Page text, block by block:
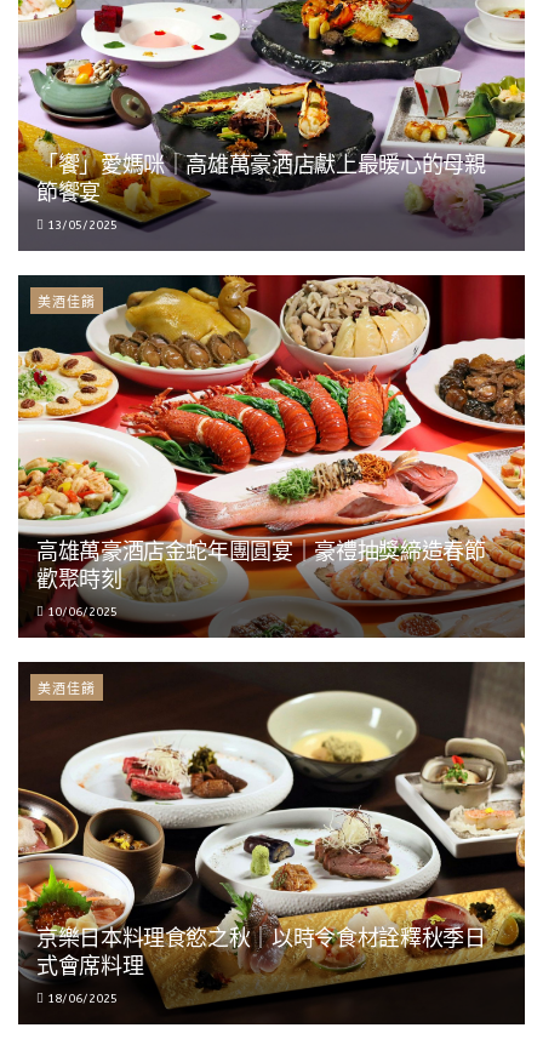
「饗」愛媽咪｜高雄萬豪酒店獻上最暖心的母親
節饗宴
13/05/2025
美酒佳餚
高雄萬豪酒店金蛇年團圓宴｜豪禮抽獎締造春節
歡聚時刻
10/06/2025
美酒佳餚
京樂日本料理食慾之秋｜以時令食材詮釋秋季日
式會席料理
18/06/2025